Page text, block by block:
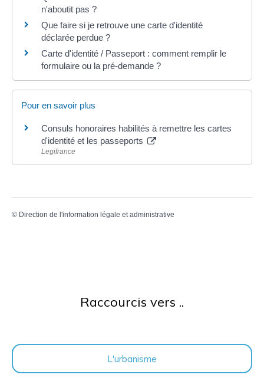
n'aboutit pas ?
Que faire si je retrouve une carte d'identité
déclarée perdue ?
Carte d'identité / Passeport : comment remplir le
formulaire ou la pré-demande ?
Pour en savoir plus
Consuls honoraires habilités à remettre les cartes
d'identité et les passeports
Legifrance
© Direction de l'information légale et administrative
Raccourcis vers ..
L'urbanisme